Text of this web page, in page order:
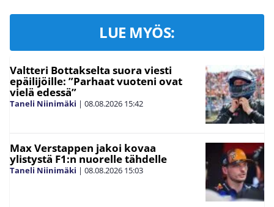
LUE MYÖS:
Valtteri Bottakselta suora viesti
epäilijöille: ”Parhaat vuoteni ovat
vielä edessä”
Taneli Niinimäki | 08.08.2026 15:42
Max Verstappen jakoi kovaa
ylistystä F1:n nuorelle tähdelle
Taneli Niinimäki | 08.08.2026 15:03